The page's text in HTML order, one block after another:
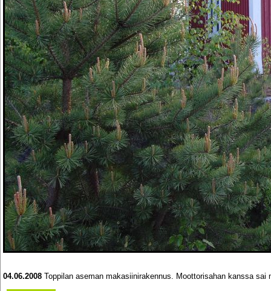
04.06.2008 Toppilan aseman makasiinirakennus. Moottorisahan kanssa sai